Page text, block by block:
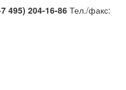
495) 204-16-86 Тел./факс: